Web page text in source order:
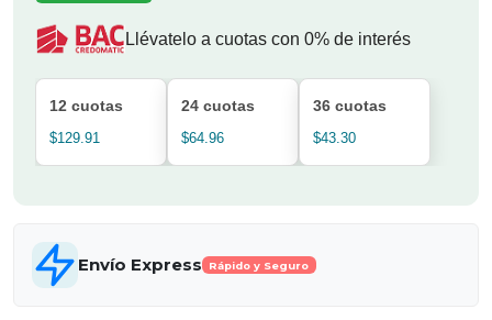
Llévatelo a cuotas con 0% de interés
12 cuotas
$129.91
24 cuotas
$64.96
36 cuotas
$43.30
Envío Express Rápido y Seguro